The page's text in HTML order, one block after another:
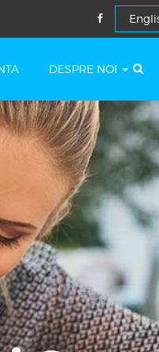
DESPRE NOI